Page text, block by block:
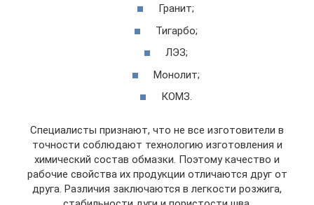
Гранит;
Тигарбо;
ЛЭЗ;
Монолит;
КОМЗ.
Специалисты признают, что не все изготовители в
точности соблюдают технологию изготовления и
химический состав обмазки. Поэтому качество и
рабочие свойства их продукции отличаются друг от
друга. Различия заключаются в легкости розжига,